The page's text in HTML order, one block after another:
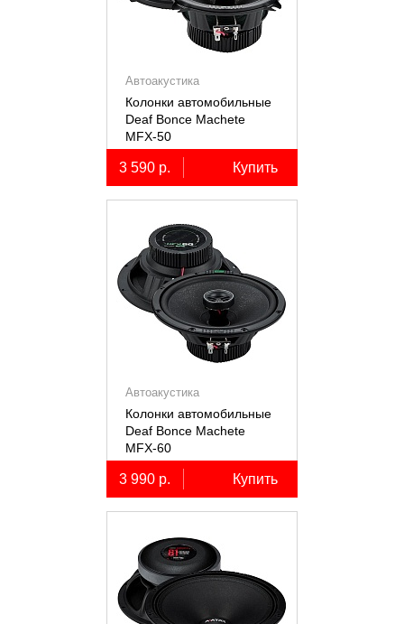
Автоакустика
Колонки автомобильные
Deaf Bonce Machete
MFX-50
3 590 р. Купить
Автоакустика
Колонки автомобильные
Deaf Bonce Machete
MFX-60
3 990 р. Купить